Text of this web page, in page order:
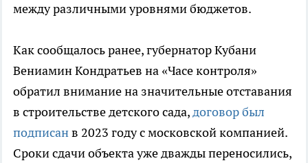
между различными уровнями бюджетов.
Как сообщалось ранее, губернатор Кубани
Вениамин Кондратьев на «Часе контроля»
обратил внимание на значительные отставания
в строительстве детского сада,договор был
подписанв 2023 году с московской компанией.
Сроки сдачи объекта уже дважды переносились,